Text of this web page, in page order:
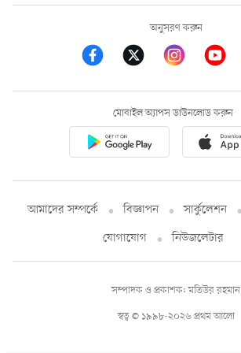
অনুসরণ করুন
মোবাইল অ্যাপস ডাউনলোড করুন
আমাদের সম্পর্কে বিজ্ঞাপন সার্কুলেশন
যোগাযোগ
নিউজলেটার
স্বত্ব © ১৯৯৮-২০২৬ প্রথম আলো
সম্পাদক ও প্রকাশক: মতিউর রহমান